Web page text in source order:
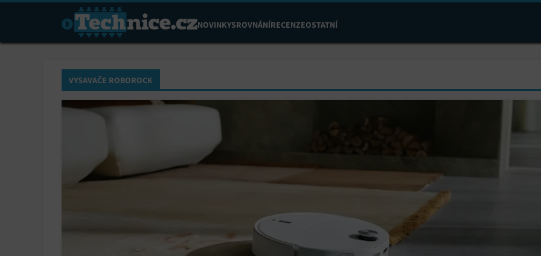
NOVINKYSROVNÁNÍRECENZEOSTATNÍ
VYSAVAČE ROBOROCK